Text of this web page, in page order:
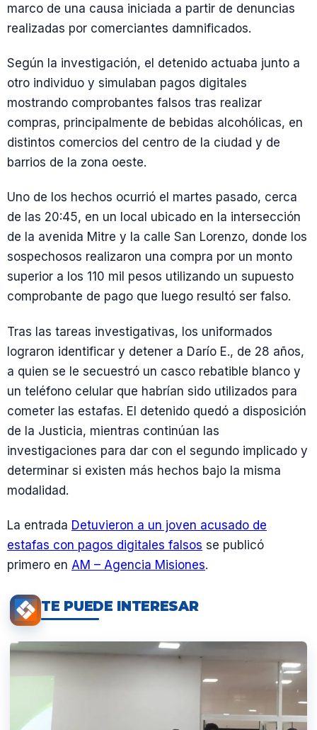
marco de una causa iniciada a partir de denuncias
realizadas por comerciantes damnificados.
Según la investigación, el detenido actuaba junto a
otro individuo y simulaban pagos digitales
mostrando comprobantes falsos tras realizar
compras, principalmente de bebidas alcohólicas, en
distintos comercios del centro de la ciudad y de
barrios de la zona oeste.
Uno de los hechos ocurrió el martes pasado, cerca
de las 20:45, en un local ubicado en la intersección
de la avenida Mitre y la calle San Lorenzo, donde los
sospechosos realizaron una compra por un monto
superior a los 110 mil pesos utilizando un supuesto
comprobante de pago que luego resultó ser falso.
Tras las tareas investigativas, los uniformados
lograron identificar y detener a Darío E., de 28 años,
a quien se le secuestró un casco rebatible blanco y
un teléfono celular que habrían sido utilizados para
cometer las estafas. El detenido quedó a disposición
de la Justicia, mientras continúan las
investigaciones para dar con el segundo implicado y
determinar si existen más hechos bajo la misma
modalidad.
La entrada Detuvieron a un joven acusado de
estafas con pagos digitales falsos se publicó
primero en AM – Agencia Misiones.
TE PUEDE INTERESAR